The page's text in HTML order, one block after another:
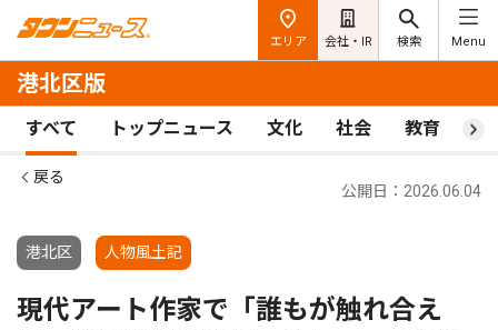
エリア 会社・IR 検索 Menu
港北区版
すべて トップニュース 文化 社会 教育 ス
戻る
港北区 人物風土記
公開日：2026.06.04
現代アート作家で「誰もが触れ合え